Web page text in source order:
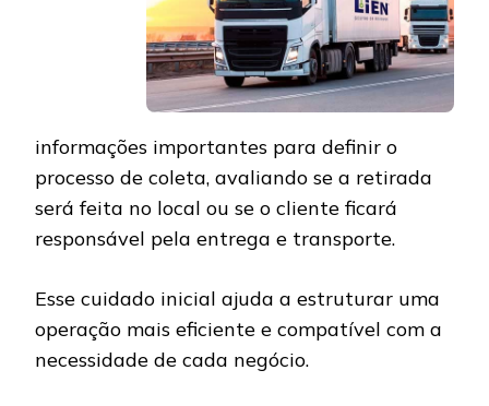
informações importantes para definir o
processo de coleta, avaliando se a retirada
será feita no local ou se o cliente ficará
responsável pela entrega e transporte.
Esse cuidado inicial ajuda a estruturar uma
operação mais eficiente e compatível com a
necessidade de cada negócio.